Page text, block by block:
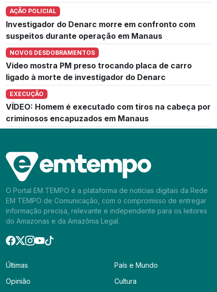
AÇÃO POLICIAL
Investigador do Denarc morre em confronto com
suspeitos durante operação em Manaus
NOVOS DESDOBRAMENTOS
Vídeo mostra PM preso trocando placa de carro
ligado à morte de investigador do Denarc
EXECUÇÃO
VÍDEO: Homem é executado com tiros na cabeça por
criminosos encapuzados em Manaus
O Portal EM TEMPO é a plataforma de notícias digitais da Rede
EM TEMPO de Comunicação, com o compromisso de entregar
informação precisa, relevante e independente para os leitores
do Amazonas e da Amazônia Legal.
Últimas
Opinião
País e Mundo
Cultura